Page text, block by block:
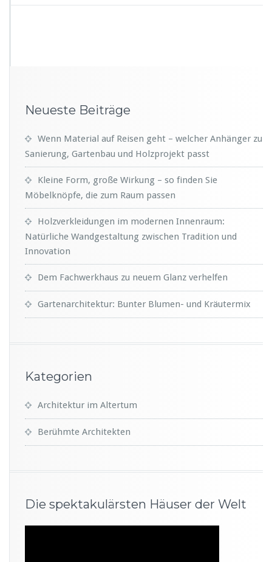
Neueste Beiträge
Wenn Material auf Reisen geht – welcher Anhänger zu
Sanierung, Gartenbau und Holzprojekt passt
Kleine Form, große Wirkung – so finden Sie
Möbelknöpfe, die zum Raum passen
Holzverkleidungen im modernen Innenraum:
Natürliche Wandgestaltung zwischen Tradition und
Innovation
Dem Fachwerkhaus zu neuem Glanz verhelfen
Gartenarchitektur: Bunter Blumen- und Kräutermix
Kategorien
Architektur im Altertum
Berühmte Architekten
Die spektakulärsten Häuser der Welt